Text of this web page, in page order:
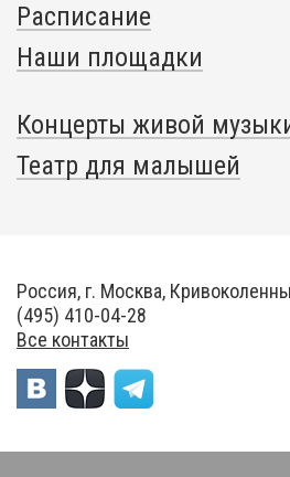
Расписание
Наши площадки
Концерты живой
Театр для малышей
Россия, г. Москва,
(495) 410-04-28
Все контакты